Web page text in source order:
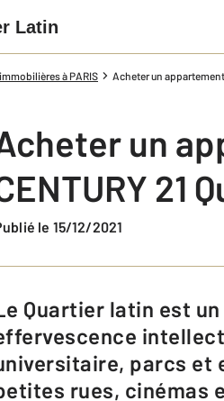
Latin
à PARIS Acheter un appartement
un
21
Publié le 15/12/2021
cumule les atouts :
parcs et
rues, cinémas